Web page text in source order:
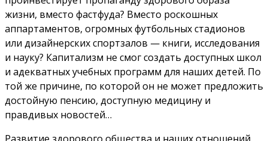
жизни, вместо фастфуда? Вместо роскошных
аппартаментов, огромных футбольных стадионов
или дизайнерских спортзалов — книги, исследования
и науку? Капитализм не смог создать доступных школ
и адекватных учебных программ для наших детей. По
той же причине, по которой он не может предложить
достойную пенсию, доступную медицину и
правдивых новостей…